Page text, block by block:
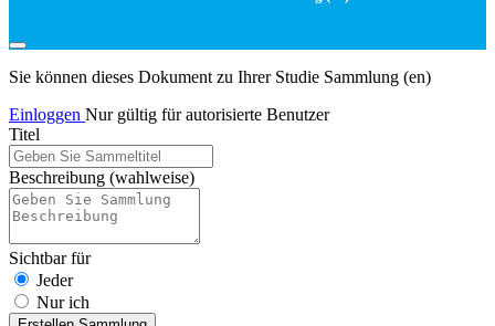
Sie können dieses Dokument zu Ihrer Studie Sammlung (en)
Einloggen Nur gültig für autorisierte Benutzer
Titel
Beschreibung (wahlweise)
Sichtbar für
Jeder
Nur ich